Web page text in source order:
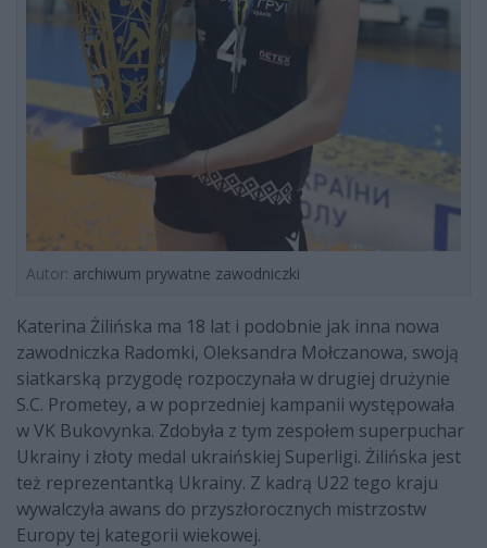
Autor: archiwum prywatne zawodniczki
Katerina Żilińska ma 18 lat i podobnie jak inna nowa
zawodniczka Radomki, Oleksandra Mołczanowa, swoją
siatkarską przygodę rozpoczynała w drugiej drużynie
S.C. Prometey, a w poprzedniej kampanii występowała
w VK Bukovynka. Zdobyła z tym zespołem superpuchar
Ukrainy i złoty medal ukraińskiej Superligi. Żilińska jest
też reprezentantką Ukrainy. Z kadrą U22 tego kraju
wywalczyła awans do przyszłorocznych mistrzostw
Europy tej kategorii wiekowej.